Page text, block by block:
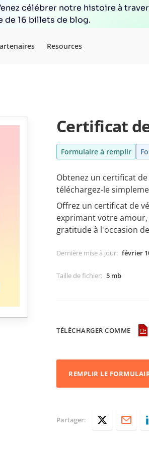
célébrer notre histoire à
de 16 billets de blog.
Resources
Certificat
Formulaire à remplir
Obtenez un certificat
téléchargez-le
Offrez un certificat de
exprimant votre
gratitude à l'occasion
Dernière mise à jour: février
Taille de fichier: 5 mb
TÉLÉCHARGER COMME
REMPLIR LE
Partager: